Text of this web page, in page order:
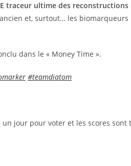
traceur ultime des
et, surtout… les
dans le « Money Time ».
#teamdiatom
jour pour voter et les scores sont